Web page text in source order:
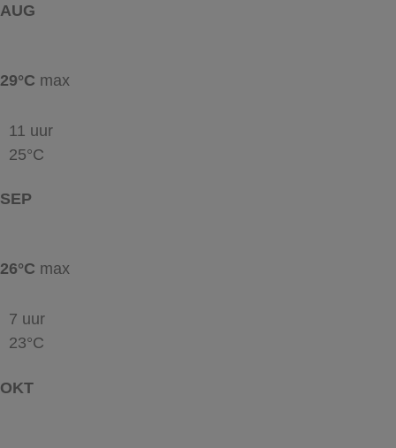
AUG
29°C max
11 uur
25°C
SEP
26°C max
7 uur
23°C
OKT